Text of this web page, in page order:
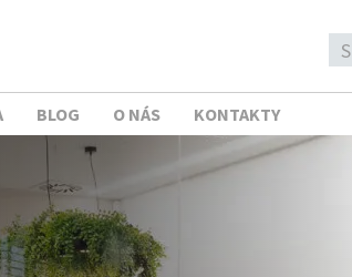
BLOG O NÁS KONTAKTY